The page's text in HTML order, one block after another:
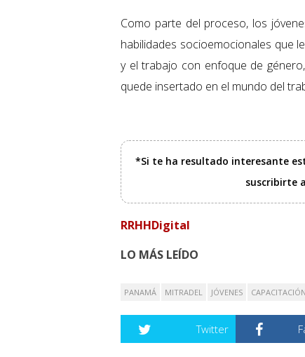
Como parte del proceso, los
habilidades socioemocionales que
y el trabajo con enfoque de
quede insertado en el mundo del
*Si te ha resultado interesante
suscribirte
RRHHDigital
LO MÁS LEÍDO
PANAMÁ MITRADEL JÓVENES CAPACITACIÓN
Twitter